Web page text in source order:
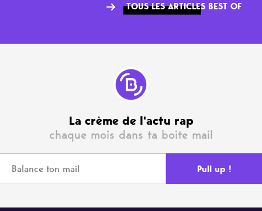
TOUS LES ARTICLES BEST OF
La crème de l'actu rap
chaque mois dans ta boite mail